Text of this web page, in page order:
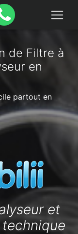
de Filtre à
en
partout en
et